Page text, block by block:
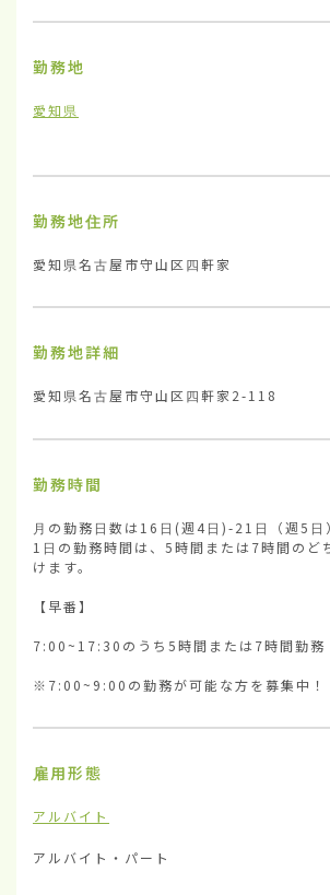
勤務地
愛知県
勤務地住所
愛知県名古屋市守山区四軒家
勤務地詳細
愛知県名古屋市守山区四軒家2-118
勤務時間
月の勤務日数は16日(週4日)-21日（週5日
1日の勤務時間は、5時間または7時間のど
けます。
【早番】
7:00~17:30のうち5時間または7時間勤務
※7:00~9:00の勤務が可能な方を募集中！
雇用形態
アルバイト
アルバイト・パート